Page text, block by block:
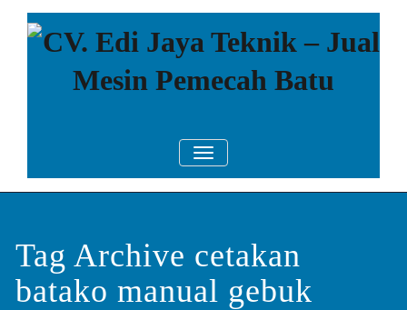
CV. Edi Jaya
Teknik – Jual
Pemecah Batu
TOGGLE NAVIGATION
Tag Archive cetakan
batako manual gebuk